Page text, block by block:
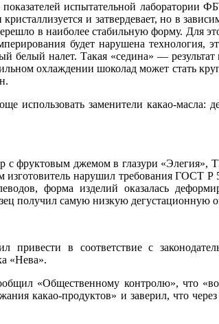
испытательной лаборатории
и затвердевает, но в
в наиболее стабильную форму. Для
будет нарушена технология,
белый налет. Такая «седина» —
охлаждении шоколад может стать
использовать заменители какао-масла:
с фруктовым джемом в глазури
изготовитель нарушил требования ГОСТ Р
форма изделий оказалась
получил самую низкую дегустационную
в соответствие с
«Нева».
«Общественному контролю», что
какао-продуктов» и заверил, что